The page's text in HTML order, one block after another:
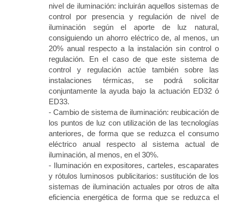
nivel de iluminación: incluirán aquellos sistemas de
control por presencia y regulación de nivel de
iluminación según el aporte de luz natural,
consiguiendo un ahorro eléctrico de, al menos, un
20% anual respecto a la instalación sin control o
regulación. En el caso de que este sistema de
control y regulación actúe también sobre las
instalaciones térmicas, se podrá solicitar
conjuntamente la ayuda bajo la actuación ED32 ó
ED33.
- Cambio de sistema de iluminación: reubicación de
los puntos de luz con utilización de las tecnologías
anteriores, de forma que se reduzca el consumo
eléctrico anual respecto al sistema actual de
iluminación, al menos, en el 30%.
- Iluminación en expositores, carteles, escaparates
y rótulos luminosos publicitarios: sustitución de los
sistemas de iluminación actuales por otros de alta
eficiencia energética de forma que se reduzca el